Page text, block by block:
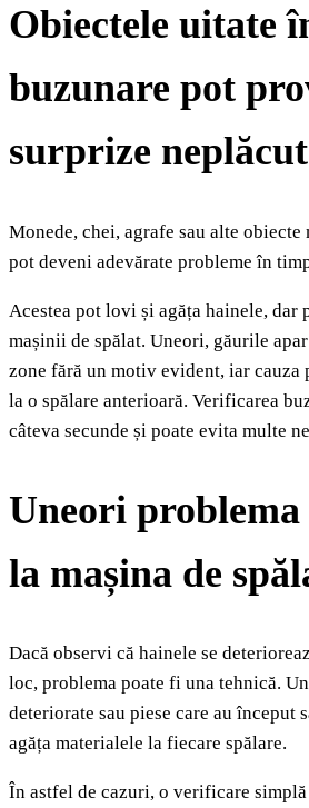
Obiectele uitate
buzunare pot
surprize
Monede, chei, agrafe sau alte
pot deveni adevărate probleme în
Acestea pot lovi și agăța hainele, dar
mașinii de spălat. Uneori, găurile
zone fără un motiv evident, iar
la o spălare anterioară. Verificarea
câteva secunde și poate evita multe
Uneori problema
la mașina de
Dacă observi că hainele se
loc, problema poate fi una tehnică.
deteriorate sau piese care au început
agăța materialele la fiecare spălare.
În astfel de cazuri, o verificare